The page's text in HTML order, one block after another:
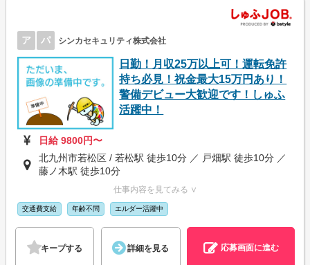
ア パ シンカセキュリティ株式会社
日勤！月収25万以上可！運転免許
持ち必見！祝金最大15万円あり！
警備デビュー大歓迎です！しゅふ
活躍中！
日給 9800円〜
北九州市若松区 / 若松駅 徒歩10分 ／ 戸畑駅 徒歩10分 ／
藤ノ木駅 徒歩10分
仕事内容を見てみる ∨
交通費支給 年齢不問 エルダー活躍中
キープする 詳細を見る 応募画面に進む